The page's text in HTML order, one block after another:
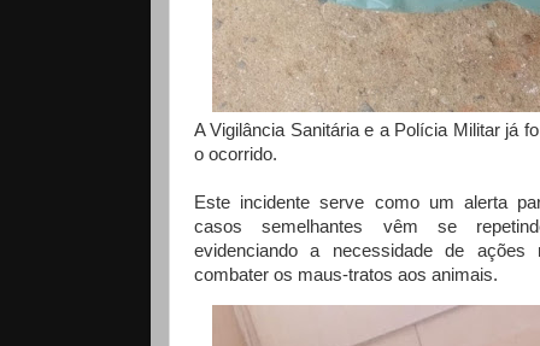
A Vigilância Sanitária e a Polícia Militar já
o ocorrido.
Este incidente serve como um alerta
casos semelhantes vêm se
evidenciando a necessidade de ações
combater os maus-tratos aos animais.